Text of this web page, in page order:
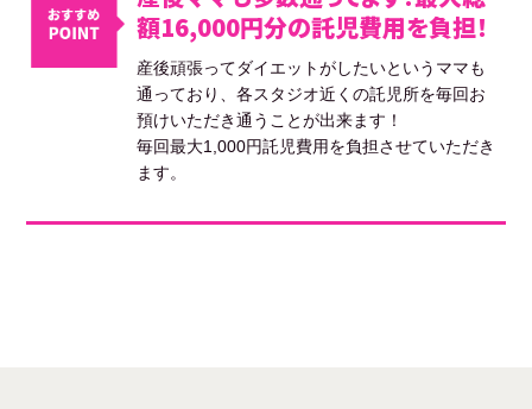
額16,000円分の託児費用を負担！
産後頑張ってダイエットがしたいというママも
通っており、各スタジオ近くの託児所を毎回お
預けいただき通うことが出来ます！
毎回最大1,000円託児費用を負担させていただき
ます。